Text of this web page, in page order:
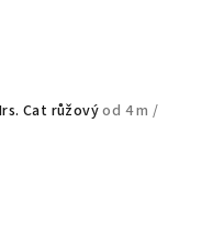
Cat růžovýod 4 m /